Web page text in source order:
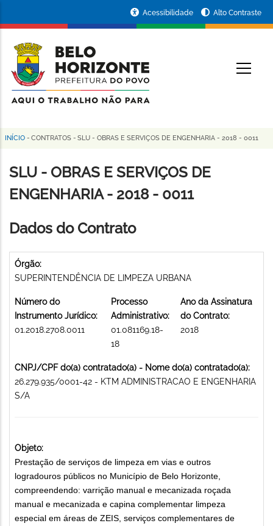
conteúdo
principal
da
Prefeitura
de
Horizonte
Acessibilidade Alto Contraste
Trilha
de
navegação
INÍCIO - CONTRATOS - SLU - OBRAS E SERVIÇOS DE ENGENHARIA - 2018 - 0011
SLU - OBRAS E SERVIÇOS DE
ENGENHARIA - 2018 - 0011
Dados do Contrato
Órgão:
SUPERINTENDÊNCIA DE LIMPEZA URBANA
Número do
Instrumento Jurídico:
01.2018.2708.0011
Processo
Administrativo:
01.081169.18-
18
Ano da Assinatura
do Contrato:
2018
CNPJ/CPF do(a) contratado(a) - Nome do(a) contratado(a):
26.279.935/0001-42 - KTM ADMINISTRACAO E ENGENHARIA
S/A
Objeto:
Prestação de serviços de limpeza em vias e outros
logradouros públicos no Município de Belo Horizonte,
compreendendo: varrição manual e mecanizada roçada
manual e mecanizada e capina complementar limpeza
especial em áreas de ZEIS, serviços complementares de